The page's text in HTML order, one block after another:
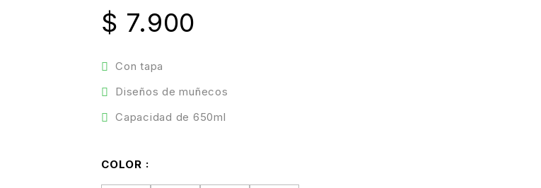
Con tapa
Diseños de muñecos
Capacidad de 650ml
$ 7.900
COLOR